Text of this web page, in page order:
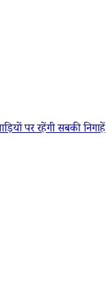
पर रहेंगी सबकी निगाहें